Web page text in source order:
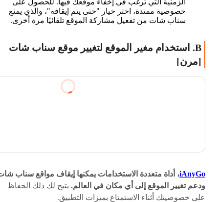
الزمنية التي ترغب في إخفاء موقعك فيها. للحصول على
خصوصية ممتدة، اختر خيار "حتى يتم إيقافه"، والذي يمنع
سناب شات من تفعيل مشاركة الموقع تلقائيًا مرة أخرى.
B. استخدام مغير الموقع لتغيير موقع سناب شات
[مرن]
iAnyGo، أداة متعددة الاستخدامات يمكنها إيقاف مواقع سناب
ودعم تغيير الموقع إلى أي مكان في العالم. يتيح لك ذلك الحفاظ
على خصوصيتك أثناء الاستمتاع بميزات التطبيق.